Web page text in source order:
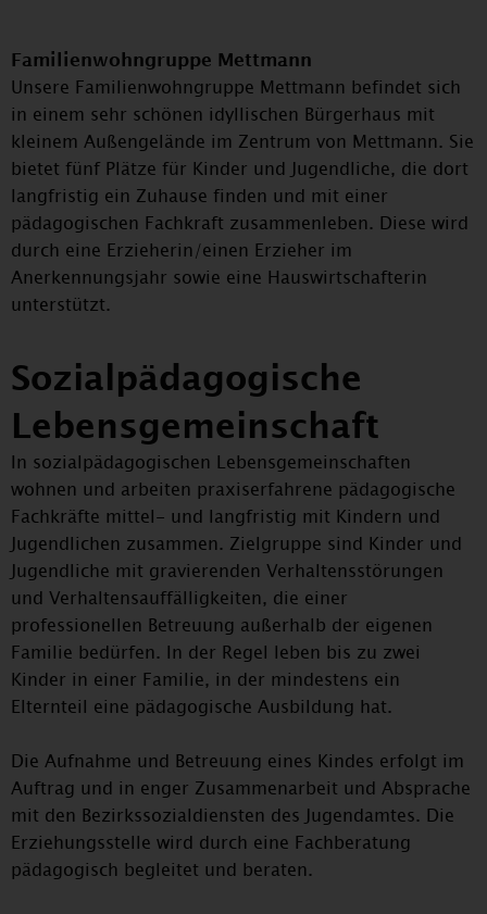
Familienwohngruppe Mettmann
Unsere Familienwohngruppe Mettmann befindet sich
in einem sehr schönen idyllischen Bürgerhaus mit
kleinem Außengelände im Zentrum von Mettmann. Sie
bietet fünf Plätze für Kinder und Jugendliche, die dort
langfristig ein Zuhause finden und mit einer
pädagogischen Fachkraft zusammenleben. Diese wird
durch eine Erzieherin/einen Erzieher im
Anerkennungsjahr sowie eine Hauswirtschafterin
unterstützt.
Sozialpädagogische
Lebensgemeinschaft
In sozialpädagogischen Lebensgemeinschaften
wohnen und arbeiten praxiserfahrene pädagogische
Fachkräfte mittel- und langfristig mit Kindern und
Jugendlichen zusammen. Zielgruppe sind Kinder und
Jugendliche mit gravierenden Verhaltensstörungen
und Verhaltensauffälligkeiten, die einer
professionellen Betreuung außerhalb der eigenen
Familie bedürfen. In der Regel leben bis zu zwei
Kinder in einer Familie, in der mindestens ein
Elternteil eine pädagogische Ausbildung hat.
Die Aufnahme und Betreuung eines Kindes erfolgt im
Auftrag und in enger Zusammenarbeit und Absprache
mit den Bezirkssozialdiensten des Jugendamtes. Die
Erziehungsstelle wird durch eine Fachberatung
pädagogisch begleitet und beraten.